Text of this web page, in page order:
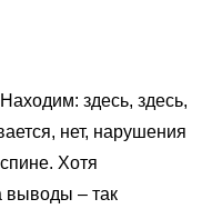
здесь, здесь,
нет, нарушения
Хотя
выводы – так